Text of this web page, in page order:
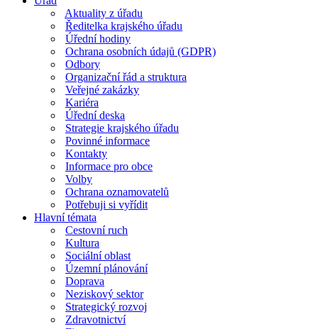
Aktuality z úřadu
Ředitelka krajského úřadu
Úřední hodiny
Ochrana osobních údajů (GDPR)
Odbory
Organizační řád a struktura
Veřejné zakázky
Kariéra
Úřední deska
Strategie krajského úřadu
Povinné informace
Kontakty
Informace pro obce
Volby
Ochrana oznamovatelů
Potřebuji si vyřídit
Hlavní témata
Cestovní ruch
Kultura
Sociální oblast
Územní plánování
Doprava
Neziskový sektor
Strategický rozvoj
Zdravotnictví